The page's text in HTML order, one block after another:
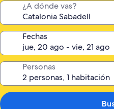
¿A dónde vas?
Fechas
Personas